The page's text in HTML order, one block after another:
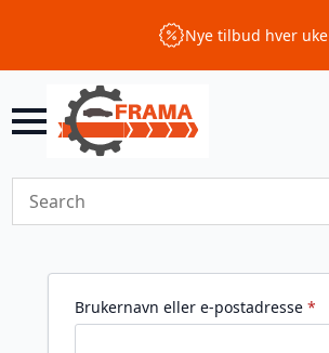
Nye tilbud hver uke
Brukernavn eller e-postadresse *